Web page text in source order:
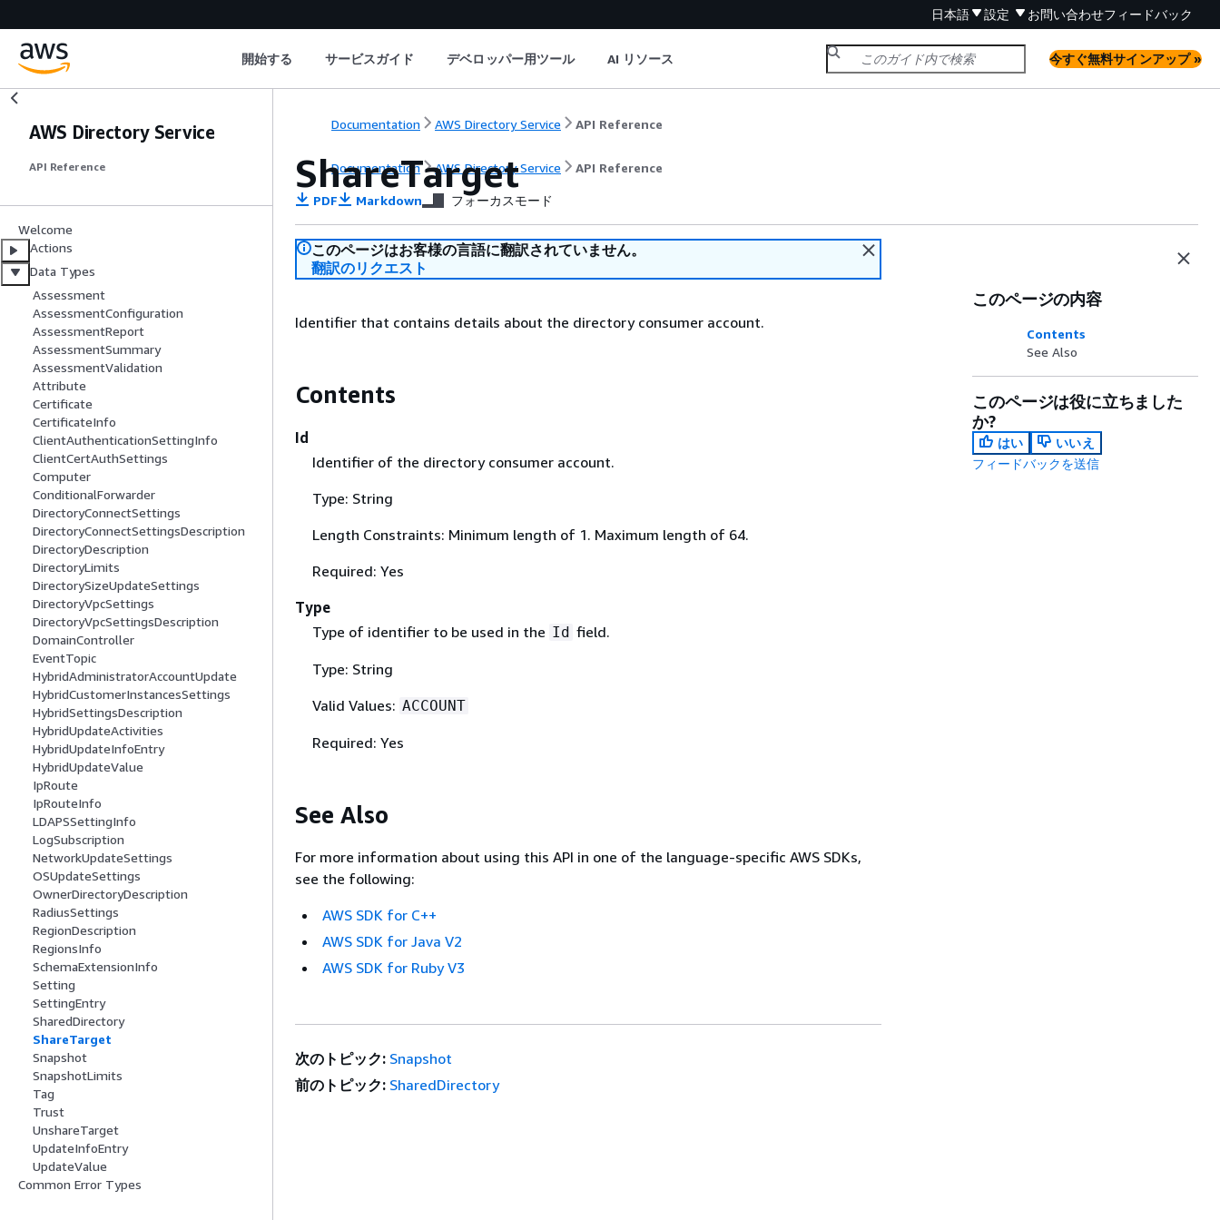
日本語 設定 お問い合わせフィードバック
開始する サービスガイド デベロッパー用ツール AI リソース 今すぐ無料サインアップ »
AWS Directory Service
API Reference
Welcome
Actions
Data Types
Assessment
AssessmentConfiguration
AssessmentReport
AssessmentSummary
AssessmentValidation
Attribute
Certificate
CertificateInfo
ClientAuthenticationSettingInfo
ClientCertAuthSettings
Computer
ConditionalForwarder
DirectoryConnectSettings
DirectoryConnectSettingsDescription
DirectoryDescription
DirectoryLimits
DirectorySizeUpdateSettings
DirectoryVpcSettings
DirectoryVpcSettingsDescription
DomainController
EventTopic
HybridAdministratorAccountUpdate
HybridCustomerInstancesSettings
HybridSettingsDescription
HybridUpdateActivities
HybridUpdateInfoEntry
HybridUpdateValue
IpRoute
IpRouteInfo
LDAPSSettingInfo
LogSubscription
NetworkUpdateSettings
OSUpdateSettings
OwnerDirectoryDescription
RadiusSettings
RegionDescription
RegionsInfo
SchemaExtensionInfo
Setting
SettingEntry
SharedDirectory
ShareTarget
Snapshot
SnapshotLimits
Tag
Trust
UnshareTarget
UpdateInfoEntry
UpdateValue
Common Error Types
Documentation AWS Directory Service API Reference
Documentation AWS Directory Service API Reference
ShareTarget
PDF Markdown フォーカスモード
このページはお客様の言語に翻訳されていません。
翻訳のリクエスト
Identifier that contains details about the directory consumer account.
Contents
Id
Identifier of the directory consumer account.
Type: String
Length Constraints: Minimum length of 1. Maximum length of 64.
Required: Yes
Type
Type of identifier to be used in the Id field.
Type: String
Valid Values: ACCOUNT
Required: Yes
See Also
For more information about using this API in one of the language-specific AWS SDKs,
see the following:
AWS SDK for C++
AWS SDK for Java V2
AWS SDK for Ruby V3
このページの内容
Contents
See Also
このページは役に立ちました
か?
はい
いいえ
フィードバックを送信
次のトピック: Snapshot
前のトピック: SharedDirectory